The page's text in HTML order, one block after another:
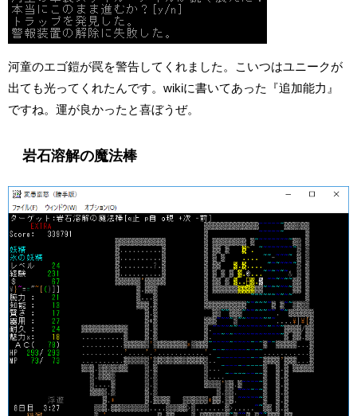
河童のエゴ鎧が罠を警告してくれました。こいつはユニークが
出ても光ってくれたんです。wikiに書いてあった『追加能力』
ですね。運が良かったと喜ぼうぜ。
岩石溶解の魔法棒